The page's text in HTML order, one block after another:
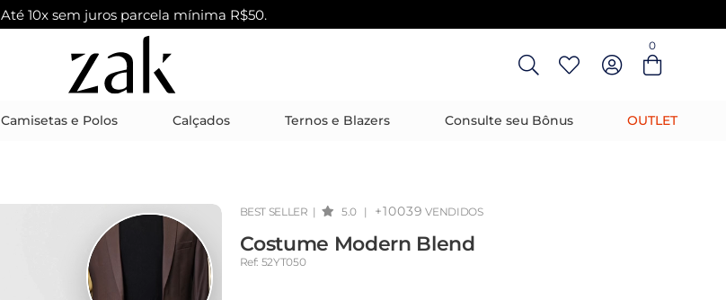
Entre com email ou cpf/cnpj
Até 10x sem juros parcela mínima R$50.
0
Camisetas e Polos Calçados Ternos e Blazers Consulte seu Bônus OUTLET
BEST SELLER | 5.0 | +10039 VENDIDOS
Costume Modern Blend
Ref: 52YT050